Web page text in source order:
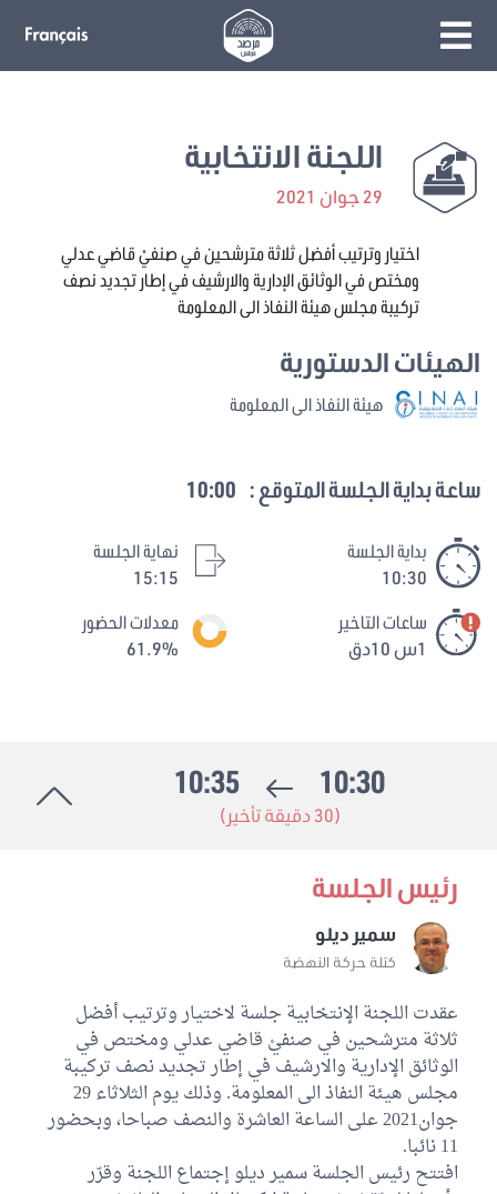
اللجنة الانتخابية
29 جوان 2021
اختيار وترتيب أفضل ثلاثة مترشحين في صنفيْ قاضي عدلي
ومختص في الوثائق الإدارية والارشيف في إطار تجديد نصف
تركيبة مجلس هيئة النفاذ الى المعلومة
الهيئات الدستورية
هيئة النفاذ الى المعلومة
ساعة بداية الجلسة المتوقع : 10:00
بداية الجلسة
10:30
نهاية الجلسة
15:15
ساعات التاخير
1س 10دق
معدلات الحضور
61.9%
10:30
10:35
(30 دقيقة تأخير)
عقدت اللجنة الإنتخابية جلسة لاختيار وترتيب أفضل
ثلاثة مترشحين في صنفيْ قاضي عدلي ومختص في
الوثائق الإدارية والارشيف في إطار تجديد نصف تركيبة
مجلس هيئة النفاذ الى المعلومة. وذلك يوم الثلاثاء 29
جوان2021 على الساعة العاشرة والنصف صباحا، وبحضور
11 نائبا.
افتتح رئيس الجلسة سمير ديلو إجتماع اللجنة وقرّر
رئيس الجلسة
سمير ديلو
كتلة حركة النهضة